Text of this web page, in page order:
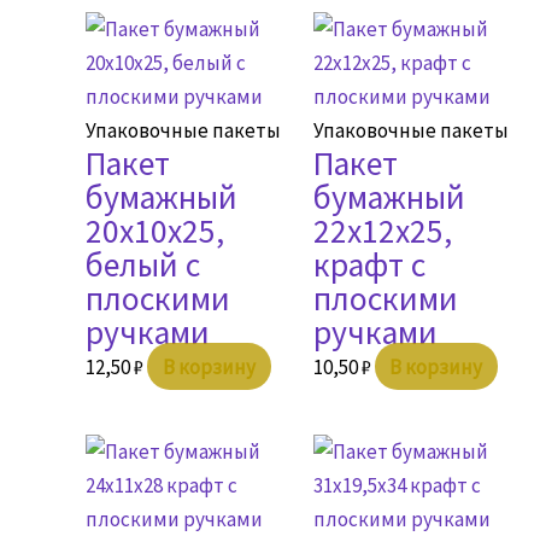
Упаковочные пакеты
Пакет
бумажный
20х10х25,
белый с
плоскими
ручками
12,50₽ В корзину
Упаковочные пакеты
Пакет
бумажный
22х12х25,
крафт с
плоскими
ручками
10,50₽ В корзину